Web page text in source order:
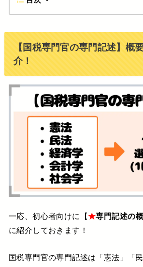
【国税専門官の専門記述】概
介！
一応、初心者向けに【★専門記述の
に紹介しておきます！
国税専門官の専門記述は「憲法」「